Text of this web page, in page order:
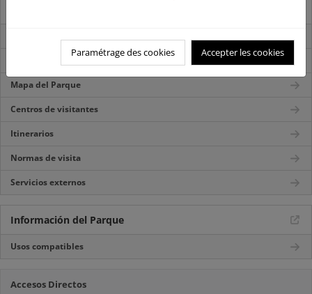
Mapa del Parque
Centros de visitantes
Itinerarios
Normas de visita
Servicios externos
Información del Parque
Usos compatibles
Accesos Directos
Paramétrage des cookies Accepter les cookies